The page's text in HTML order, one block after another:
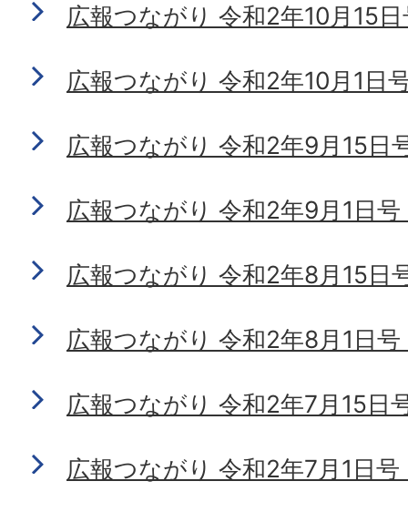
広報つながり 令和2年10月15
広報つながり 令和2年10月1日
広報つながり 令和2年9月15日
広報つながり 令和2年9月1日号
広報つながり 令和2年8月15日
広報つながり 令和2年8月1日号
広報つながり 令和2年7月15日
広報つながり 令和2年7月1日号